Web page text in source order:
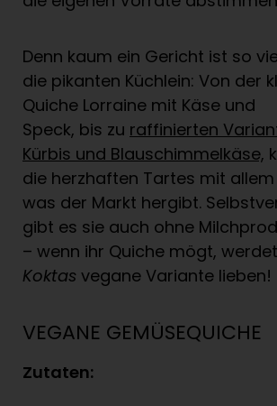
Denn kaum ein Gericht ist so
die pikanten Küchlein: Von der
Quiche Lorraine mit Käse und
Speck, bis zu raffinierten
Kürbis und Blauschimmelkäse,
die herzhaften Tartes mit
was der Markt hergibt.
gibt es sie auch ohne
– wenn ihr Quiche mögt,
Koktas vegane Variante lieben!
VEGANE GEMÜSEQUICHE
Zutaten: